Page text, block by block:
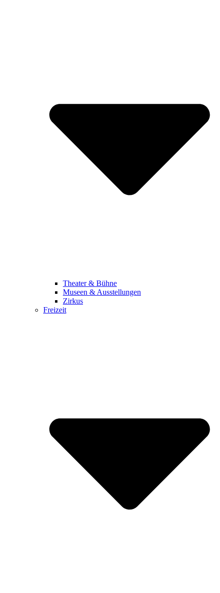
Theater & Bühne
Museen & Ausstellungen
Zirkus
Freizeit